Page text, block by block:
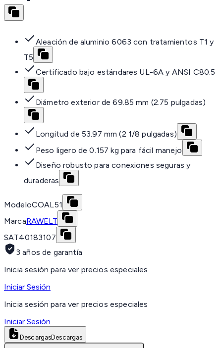
Aleación de aluminio 6063 con tratamientos T1 y
T5
Certificado bajo estándares UL-6A y ANSI C80.5
Diámetro exterior de 69.85 mm (2.75 pulgadas)
Longitud de 53.97 mm (2 1/8 pulgadas)
Peso ligero de 0.157 kg para fácil manejo
Diseño robusto para conexiones seguras y
duraderas
ModeloCOAL51
MarcaRAWELT
SAT40183107
3 años de garantía
Inicia sesión para ver precios especiales
Iniciar Sesión
Inicia sesión para ver precios especiales
Iniciar Sesión
DescargasDescargas